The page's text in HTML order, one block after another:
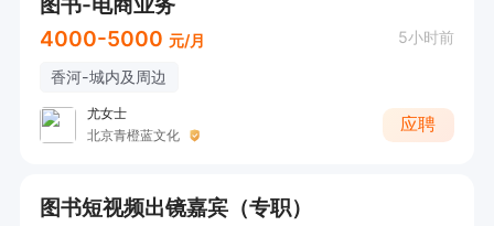
4000-5000 元/月 5小时前
香河-城内及周边
尤女士
北京青橙蓝文化
应聘
图书短视频出镜嘉宾（专职）